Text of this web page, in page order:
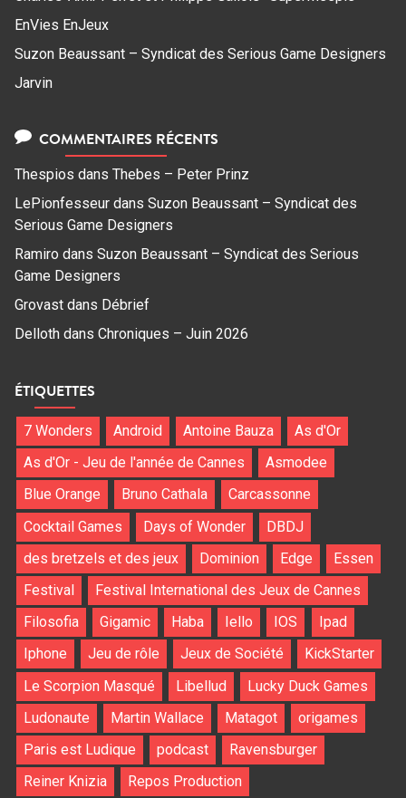
EnVies EnJeux
Suzon Beaussant – Syndicat des Serious Game Designers
Jarvin
COMMENTAIRES RÉCENTS
Thespios dans Thebes – Peter Prinz
LePionfesseur dans Suzon Beaussant – Syndicat des
Serious Game Designers
Ramiro dans Suzon Beaussant – Syndicat des Serious
Game Designers
Grovast dans Débrief
Delloth dans Chroniques – Juin 2026
ÉTIQUETTES
7 Wonders Android Antoine Bauza
As d'Or
As d'Or - Jeu de l'année de Cannes
Asmodee
Blue Orange
Bruno Cathala
Carcassonne
Cocktail Games
Days of Wonder
DBDJ
des bretzels et des jeux
Dominion Edge
Essen
Festival
Festival International des Jeux de Cannes
Filosofia
Gigamic Haba Iello IOS
Ipad
Iphone
Jeu de rôle Jeux de Société
KickStarter
Le Scorpion Masqué
Libellud
Lucky Duck Games
Ludonaute
Martin Wallace Matagot
origames
Paris est Ludique
podcast
Ravensburger
Reiner Knizia
Repos Production